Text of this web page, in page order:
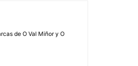
de O Val Miñor y O